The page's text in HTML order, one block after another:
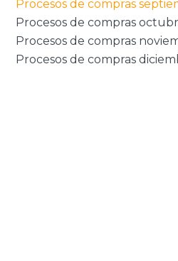
Procesos de compras
Procesos de compras
Procesos de compras
Procesos de compras